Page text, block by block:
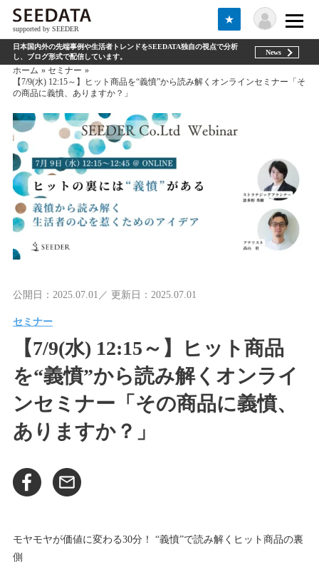
supported by SEEDER
★
日本国内外の先端事例や生活者トレンドをSEEDATA独自の視点で分析
し、ブログ形式で配信しています。
News
ホーム
セミナー
【7/9(水) 12:15～】ヒット商品を“義憤”から読み解くオンラインセミナー「そ
の商品に義憤、ありますか？」
公開日：2025.07.01／ 更新日：2025.07.01
セミナー
【7/9(水) 12:15～】ヒット商品
を“義憤”から読み解くオンライ
ンセミナー「その商品に義憤、
ありますか？」
モヤモヤが価値に変わる30分！ “義憤”で読み解くヒット商品の裏
側